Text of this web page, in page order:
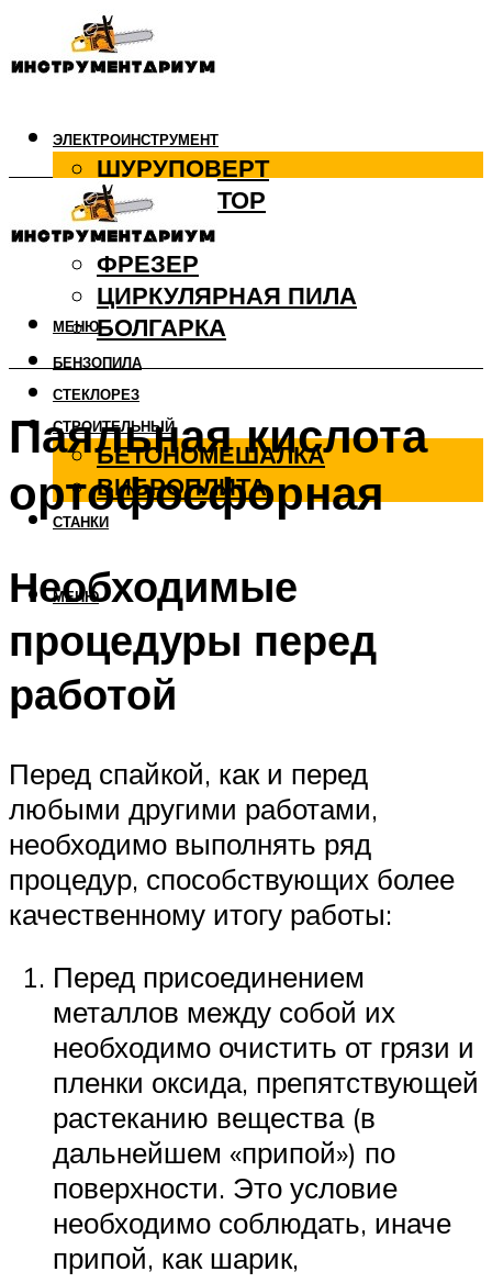
ЭЛЕКТРОИНСТРУМЕНТ
ШУРУПОВЕРТ
ПЕРФОРАТОР
ДРЕЛЬ
ФРЕЗЕР
ЦИРКУЛЯРНАЯ ПИЛА
БОЛГАРКА
БЕНЗОПИЛА
СТЕКЛОРЕЗ
СТРОИТЕЛЬНЫЙ
БЕТОНОМЕШАЛКА
ВИБРОПЛИТА
СТАНКИ
МЕНЮ
МЕНЮ
Паяльная кислота
ортофосфорная
Необходимые
процедуры перед
работой
Перед спайкой, как и перед
любыми другими работами,
необходимо выполнять ряд
процедур, способствующих более
качественному итогу работы:
Перед присоединением
металлов между собой их
необходимо очистить от грязи и
пленки оксида, препятствующей
растеканию вещества (в
дальнейшем «припой») по
поверхности. Это условие
необходимо соблюдать, иначе
припой, как шарик,